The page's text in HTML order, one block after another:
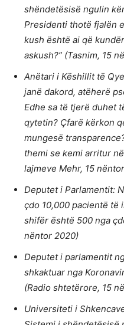
shëndetësisë ngulin
Presidenti thotë fjalën
kush është ai që
askush?” (Tasnim, 15
Anëtari i Këshillit të
janë dakord, atëherë
Edhe sa të tjerë duhet
qytetin? Çfarë kërkon
mungesë
themi se kemi arritur
lajmeve Mehr, 15
Deputet i Parlamentit:
çdo 10,000 pacientë të
shifër është 500 nga
nëntor 2020)
Deputet i parlamentit
shkaktuar nga
(Radio shtetërore, 15
Universiteti i